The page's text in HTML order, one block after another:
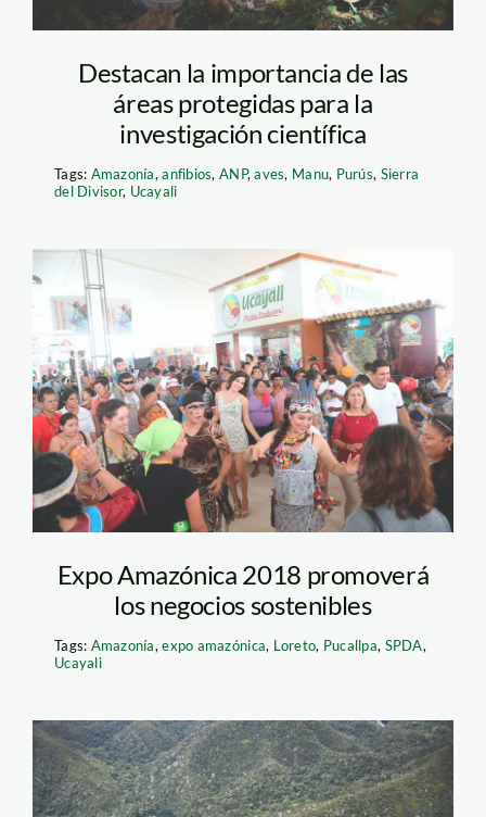
Destacan la importancia de las
áreas protegidas para la
investigación científica
Tags: Amazonía,anfibios,ANP,aves, Manu, Purús, Sierra
del Divisor, Ucayali
expoamazonica—
andina
Expo Amazónica 2018 promoverá
los negocios sostenibles
Tags: Amazonía,expo amazónica, Loreto, Pucallpa, SPDA,
Ucayali
sierra del